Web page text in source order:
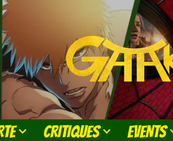
CRITIQUES EVENTS